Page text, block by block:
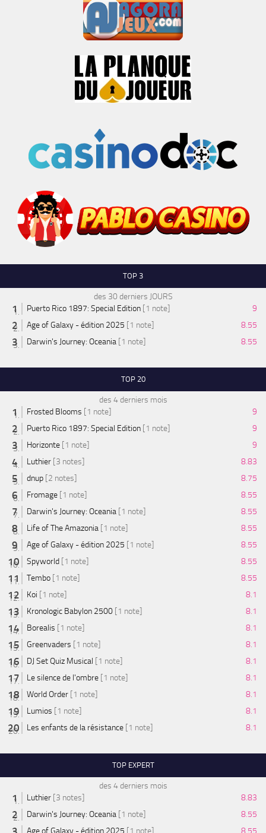
TOP 3
des 30 derniers JOURS
Puerto Rico 1897: Special Edition [1 note]
9
Age of Galaxy - édition 2025 [1 note]
8.55
Darwin's Journey: Oceania [1 note] 8.55
TOP 20
des 4 derniers mois
Frosted Blooms [1 note]
9
Puerto Rico 1897: Special Edition [1 note]
9
Horizonte [1 note]
9
Luthier [3 notes]
8.83
dnup [2 notes]
8.75
Fromage [1 note]
8.55
Darwin's Journey: Oceania [1 note]
8.55
Life of The Amazonia [1 note]
8.55
Age of Galaxy - édition 2025 [1 note]
8.55
Spyworld [1 note]
8.55
Tembo [1 note]
8.55
Koi [1 note]
8.1
Kronologic Babylon 2500 [1 note]
8.1
Borealis [1 note]
8.1
Greenvaders [1 note]
8.1
DJ Set Quiz Musical [1 note]
8.1
Le silence de l'ombre [1 note]
8.1
World Order [1 note]
8.1
Lumios [1 note]
8.1
Les enfants de la résistance [1 note] 8.1
TOP EXPERT
des 4 derniers mois
Luthier [3 notes]
8.83
Darwin's Journey: Oceania [1 note]
8.55
Age of Galaxy - édition 2025 [1 note] 8.55